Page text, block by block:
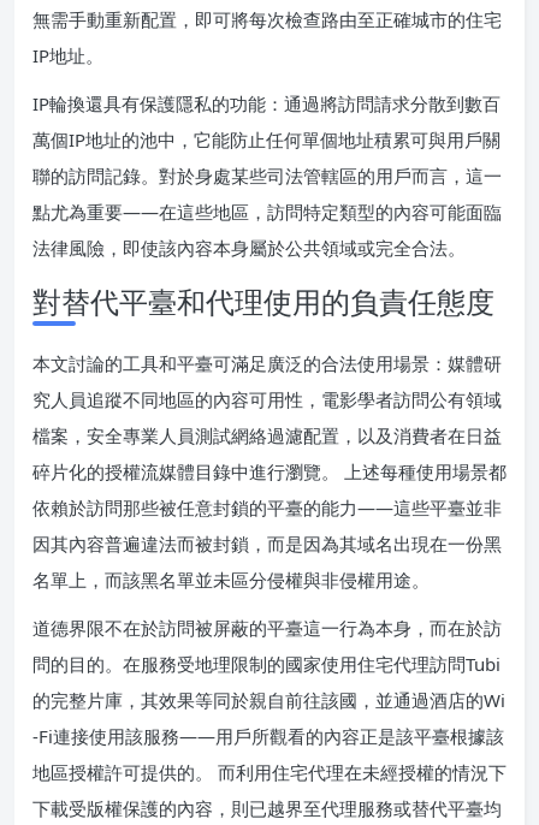
無需手動重新配置，即可將每次檢查路由至正確城市的住宅
IP地址。
IP輪換還具有保護隱私的功能：通過將訪問請求分散到數百
萬個IP地址的池中，它能防止任何單個地址積累可與用戶關
聯的訪問記錄。對於身處某些司法管轄區的用戶而言，這一
點尤為重要——在這些地區，訪問特定類型的內容可能面臨
法律風險，即使該內容本身屬於公共領域或完全合法。
對替代平臺和代理使用的負責任態度
本文討論的工具和平臺可滿足廣泛的合法使用場景：媒體研
究人員追蹤不同地區的內容可用性，電影學者訪問公有領域
檔案，安全專業人員測試網絡過濾配置，以及消費者在日益
碎片化的授權流媒體目錄中進行瀏覽。 上述每種使用場景都
依賴於訪問那些被任意封鎖的平臺的能力——這些平臺並非
因其內容普遍違法而被封鎖，而是因為其域名出現在一份黑
名單上，而該黑名單並未區分侵權與非侵權用途。
道德界限不在於訪問被屏蔽的平臺這一行為本身，而在於訪
問的目的。在服務受地理限制的國家使用住宅代理訪問Tubi
的完整片庫，其效果等同於親自前往該國，並通過酒店的Wi
-Fi連接使用該服務——用戶所觀看的內容正是該平臺根據該
地區授權許可提供的。 而利用住宅代理在未經授權的情況下
下載受版權保護的內容，則已越界至代理服務或替代平臺均